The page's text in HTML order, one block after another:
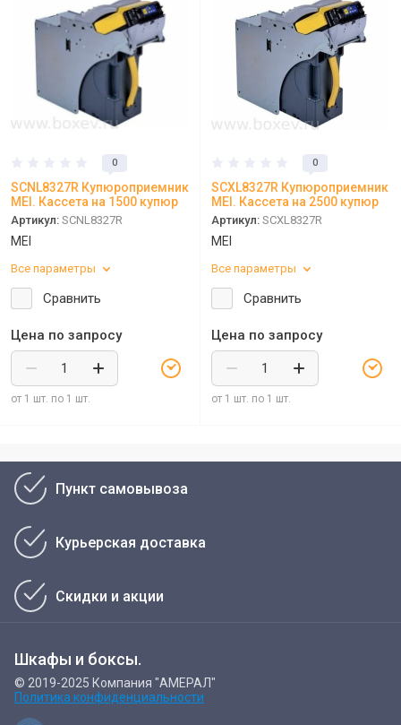
0
SCNL8327R Купюроприемник
MEI. Кассета на 1500 купюр
Артикул: SCNL8327R
MEI
Все параметры
Сравнить
Цена по запросу
от 1 шт. по 1 шт.
0
SCXL8327R Купюроприемник
MEI. Кассета на 2500 купюр
Артикул: SCXL8327R
MEI
Все параметры
Сравнить
Цена по запросу
от 1 шт. по 1 шт.
Пункт самовывоза
Курьерская доставка
Скидки и акции
Шкафы и боксы.
© 2019-2025 Компания "АМЕРАЛ"
Политика конфиденциальности